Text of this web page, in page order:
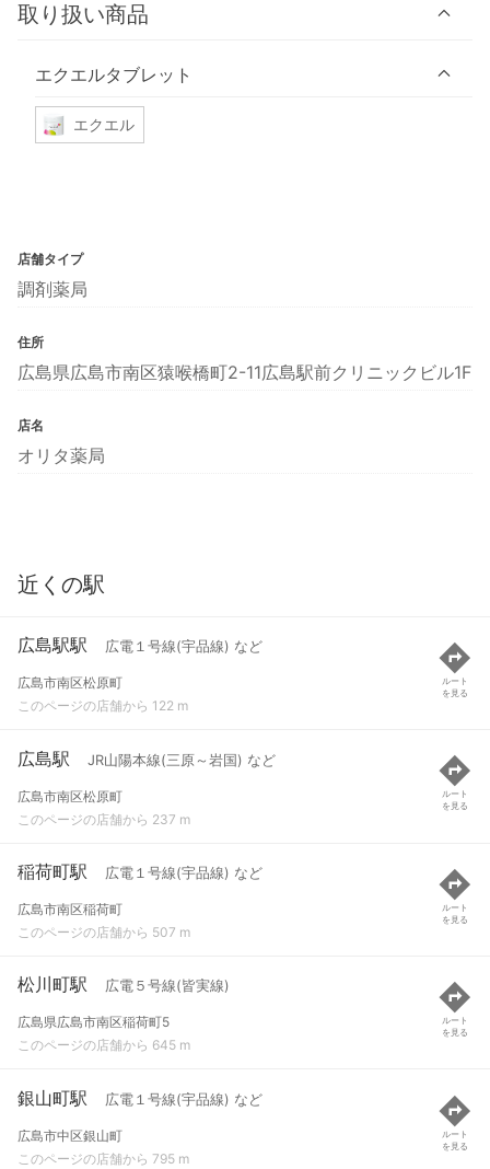
取り扱い商品
エクエルタブレット
エクエル
店舗タイプ
調剤薬局
住所
広島県広島市南区猿喉橋町2-11広島駅前クリニックビル1F
店名
オリタ薬局
近くの駅
広島駅駅 広電１号線(宇品線) など
広島市南区松原町
このページの店舗から 122 m
ルート
を見る
広島駅 JR山陽本線(三原～岩国) など
広島市南区松原町
このページの店舗から 237 m
ルート
を見る
稲荷町駅 広電１号線(宇品線) など
広島市南区稲荷町
このページの店舗から 507 m
ルート
を見る
松川町駅 広電５号線(皆実線)
広島県広島市南区稲荷町5
このページの店舗から 645 m
ルート
を見る
銀山町駅 広電１号線(宇品線) など
広島市中区銀山町
このページの店舗から 795 m
ルート
を見る